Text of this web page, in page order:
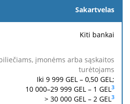
Sakartvelas
Kiti bankai
Iki 9 999 GEL – 0,50 GEL;
10 000–29 999 GEL – 1 GEL3
> 30 000 GEL – 2 GEL3